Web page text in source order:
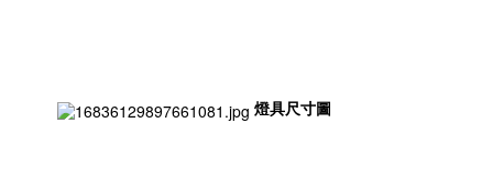
燈具尺寸圖